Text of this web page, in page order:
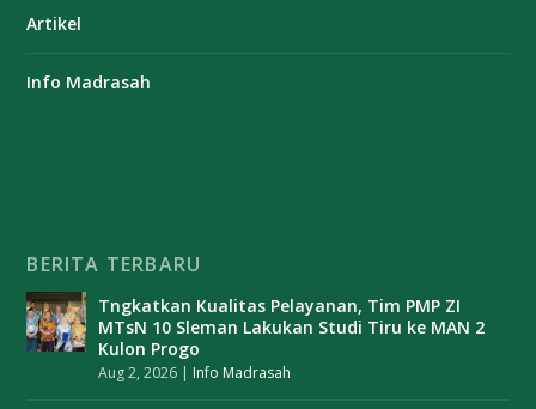
Artikel
Info Madrasah
BERITA TERBARU
Tngkatkan Kualitas Pelayanan, Tim PMP ZI
MTsN 10 Sleman Lakukan Studi Tiru ke MAN 2
Kulon Progo
Aug 2, 2026 | Info Madrasah